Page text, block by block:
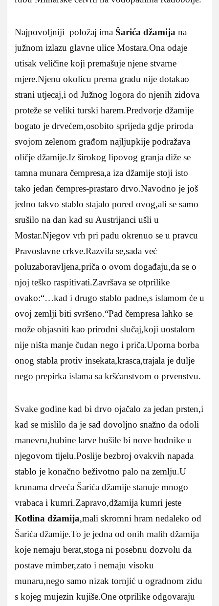
Najpovoljniji položaj ima Šarića džamija na
južnom izlazu glavne ulice Mostara.Ona odaje
utisak veličine koji premašuje njene stvarne
mjere.Njenu okolicu prema gradu nije dotakao
strani utjecaj,i od Južnog logora do njenih zidova
proteže se veliki turski harem.Predvorje džamije
bogato je drvećem,osobito sprijeda gdje priroda
svojom zelenom građom najljupkije podražava
oličje džamije.Iz širokog lipovog granja diže se
tamna munara čempresa,a iza džamije stoji isto
tako jedan čempres-prastaro drvo.Navodno je još
jedno takvo stablo stajalo pored ovog,ali se samo
srušilo na dan kad su Austrijanci ušli u
Mostar.Njegov vrh pri padu okrenuo se u pravcu
Pravoslavne crkve.Razvila se,sada već
poluzaboravljena,priča o ovom događaju,da se o
njoj teško raspitivati.Završava se otprilike
ovako:“…kad i drugo stablo padne,s islamom će u
ovoj zemlji biti svršeno.“Pad čempresa lahko se
može objasniti kao prirodni slučaj,koji uostalom
nije ništa manje čudan nego i priča.Uporna borba
onog stabla protiv insekata,krasca,trajala je dulje
nego prepirka islama sa kršćanstvom o prvenstvu.
Svake godine kad bi drvo ojačalo za jedan prsten,i
kad se mislilo da je sad dovoljno snažno da odoli
manevru,bubine larve bušile bi nove hodnike u
njegovom tijelu.Poslije bezbroj ovakvih napada
stablo je konačno beživotno palo na zemlju.U
krunama drveća Šarića džamije stanuje mnogo
vrabaca i kumri.Zapravo,džamija kumri jeste
Kotlina džamija,mali skromni hram nedaleko od
Šarića džamije.To je jedna od onih malih džamija
koje nemaju berat,stoga ni posebnu dozvolu da
postave mimber,zato i nemaju visoku
munaru,nego samo nizak tornjić u ogradnom zidu
s kojeg mujezin kujiše.One otprilike odgovaraju